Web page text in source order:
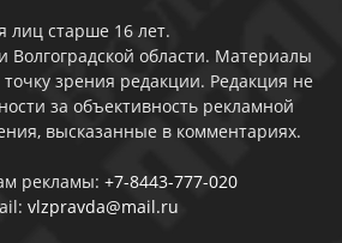
лиц старше 16 лет.
Волгоградской области. Материалы
зрения редакции. Редакция не
за объективность рекламной
высказанные в комментариях.
рекламы: +7-8443-777-020
vlzpravda@mail.ru